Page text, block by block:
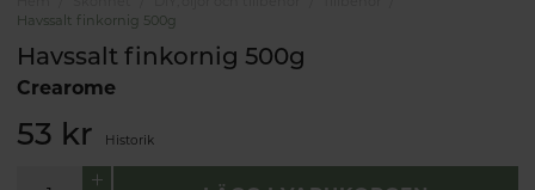
Havssalt finkornig 500g
Havssalt finkornig 500g
Crearome
53 kr Historik